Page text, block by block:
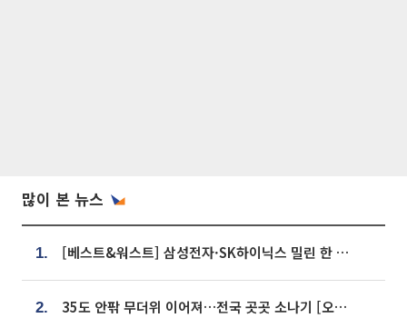
많이 본 뉴스
1. [베스트&워스트] 삼성전자·SK하이닉스 밀린 한 주…상상인증권은 85% 급등
2. 35도 안팎 무더위 이어져…전국 곳곳 소나기 [오늘 날씨]